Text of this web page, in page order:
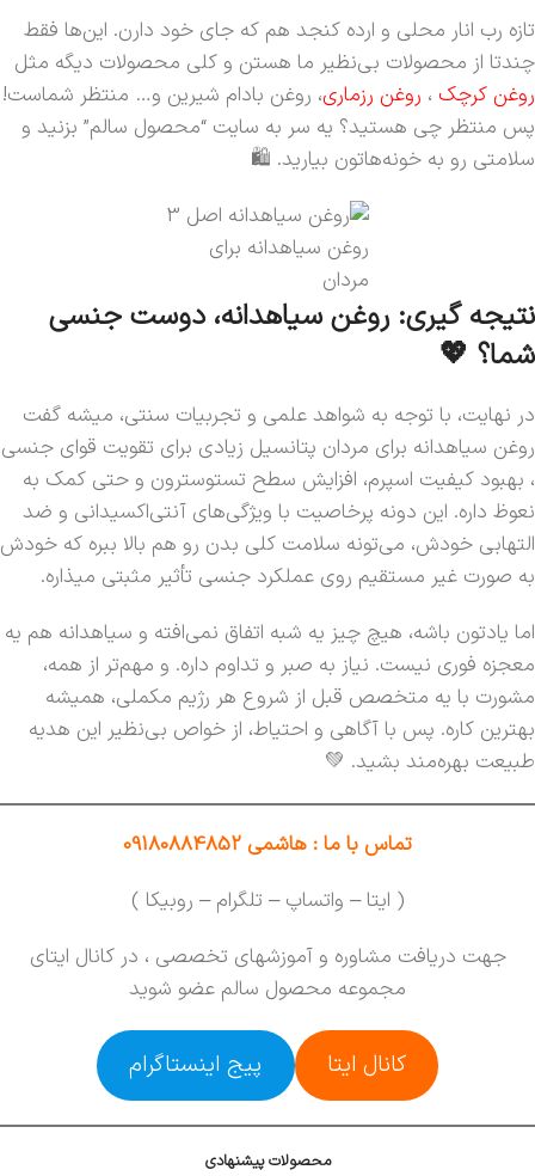
تازه رب انار محلی و ارده کنجد هم که جای خود دارن. این‌ها فقط
چندتا از محصولات بی‌نظیر ما هستن و کلی محصولات دیگه مثل
روغن کرچک ، روغن رزماری، روغن بادام شیرین و… منتظر شماست!
پس منتظر چی هستید؟ یه سر به سایت “محصول سالم” بزنید و
سلامتی رو به خونه‌هاتون بیارید. 🛍️
روغن سیاهدانه برای
مردان
نتیجه گیری: روغن سیاهدانه، دوست جنسی
شما؟ 💖
در نهایت، با توجه به شواهد علمی و تجربیات سنتی، میشه گفت
روغن سیاهدانه برای مردان پتانسیل زیادی برای تقویت قوای جنسی
، بهبود کیفیت اسپرم، افزایش سطح تستوسترون و حتی کمک به
نعوظ داره. این دونه پرخاصیت با ویژگی‌های آنتی‌اکسیدانی و ضد
التهابی خودش، می‌تونه سلامت کلی بدن رو هم بالا ببره که خودش
به صورت غیر مستقیم روی عملکرد جنسی تأثیر مثبتی میذاره.
اما یادتون باشه، هیچ چیز یه شبه اتفاق نمی‌افته و سیاهدانه هم یه
معجزه فوری نیست. نیاز به صبر و تداوم داره. و مهم‌تر از همه،
مشورت با یه متخصص قبل از شروع هر رژیم مکملی، همیشه
بهترین کاره. پس با آگاهی و احتیاط، از خواص بی‌نظیر این هدیه
طبیعت بهره‌مند بشید. 💚
تماس با ما : هاشمی 09180884852
( ایتا – واتساپ – تلگرام – روبیکا )
جهت دریافت مشاوره و آموزشهای تخصصی ، در کانال ایتای
مجموعه محصول سالم عضو شوید
کانال ایتا پیج اینستاگرام
محصولات پیشنهادی